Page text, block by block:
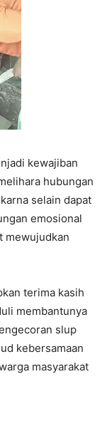
kewajiban
hubungan
selain dapat
emosional
mewujudkan
terima kasih
membantunya
slup
kebersamaan
masyarakat